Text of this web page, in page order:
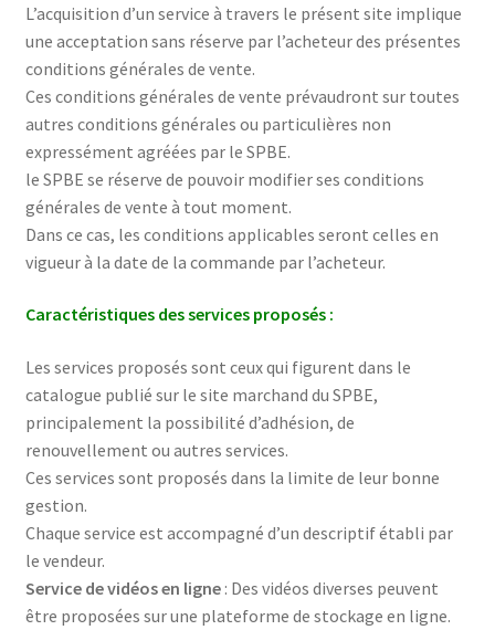
L’acquisition d’un service à travers le présent site implique
une acceptation sans réserve par l’acheteur des présentes
conditions générales de vente.
Ces conditions générales de vente prévaudront sur toutes
autres conditions générales ou particulières non
expressément agréées par le SPBE.
le SPBE se réserve de pouvoir modifier ses conditions
générales de vente à tout moment.
Dans ce cas, les conditions applicables seront celles en
vigueur à la date de la commande par l’acheteur.
Caractéristiques des services proposés :
Les services proposés sont ceux qui figurent dans le
catalogue publié sur le site marchand du SPBE,
principalement la possibilité d’adhésion, de
renouvellement ou autres services.
Ces services sont proposés dans la limite de leur bonne
gestion.
Chaque service est accompagné d’un descriptif établi par
le vendeur.
Service de vidéos en ligne: Des vidéos diverses peuvent
être proposées sur une plateforme de stockage en ligne.